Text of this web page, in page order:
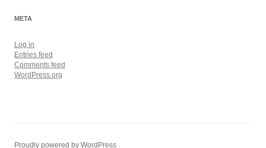
META
Log in
Entries feed
Comments feed
WordPress.org
Proudly powered by WordPress